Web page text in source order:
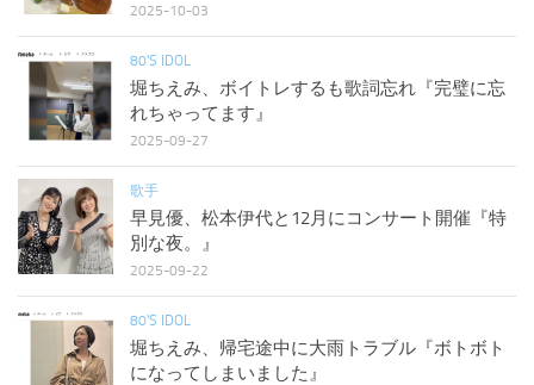
2025-10-03
80'S IDOL
堀ちえみ、ボイトレするも歌詞忘れ『完璧に忘
れちゃってます』
2025-09-27
歌手
早見優、松本伊代と12月にコンサート開催『特
別な夜。』
2025-09-22
80'S IDOL
堀ちえみ、帰宅途中に大雨トラブル『ボトボト
になってしまいました』